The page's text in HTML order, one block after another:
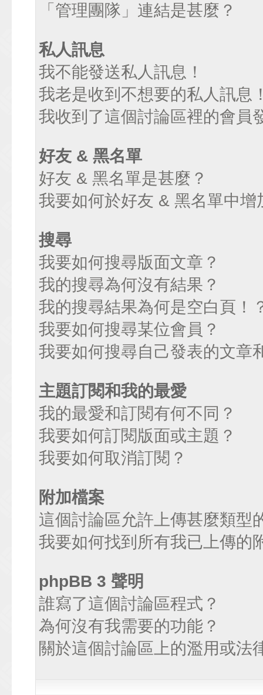
「管理團隊」連結是甚麼？
私人訊息
我不能發送私人訊息！
我老是收到不想要的私人訊息
我收到了這個討論區裡的會員
好友 & 黑名單
好友 & 黑名單是甚麼？
我要如何於好友 & 黑名單中增
搜尋
我要如何搜尋版面文章？
我的搜尋為何沒有結果？
我的搜尋結果為何是空白頁！
我要如何搜尋某位會員？
我要如何搜尋自己發表的文章
主題訂閱和我的最愛
我的最愛和訂閱有何不同？
我要如何訂閱版面或主題？
我要如何取消訂閱？
附加檔案
這個討論區允許上傳甚麼類型
我要如何找到所有我已上傳的
phpBB 3 聲明
誰寫了這個討論區程式？
為何沒有我需要的功能？
關於這個討論區上的濫用或法